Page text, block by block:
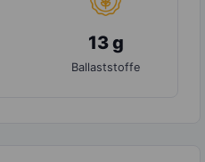
13 g
Ballaststoffe